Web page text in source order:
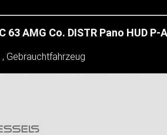
63 AMG Co. DISTR Pano HUD
Gebrauchtfahrzeug